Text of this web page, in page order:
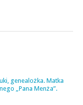
genealożka. Matka
„Pana Menża”.